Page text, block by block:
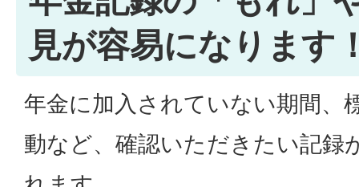
見が容易になります
年金に加入されていない期間、
動など、確認いただきたい記録